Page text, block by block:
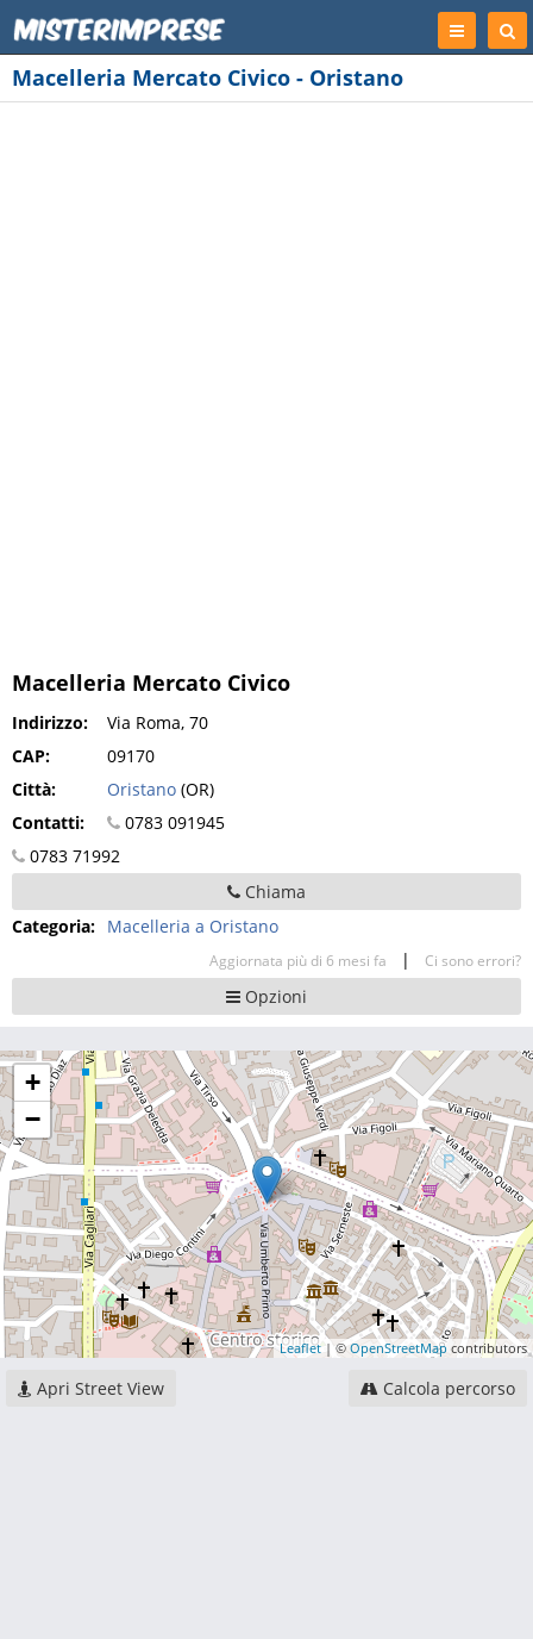
Registrati
Macelleria Mercato Civico - Oristano
Macelleria Mercato Civico
Indirizzo:
Via Roma, 70
CAP:
09170
Città:
Oristano (OR)
Contatti:
0783 091945
0783 71992
Chiama
Categoria: Macelleria a Oristano
Aggiornata più di 6 mesi fa | Ci sono errori?
Opzioni
+
−
Leaflet| ©OpenStreetMap contributors
Apri Street View Calcola percorso